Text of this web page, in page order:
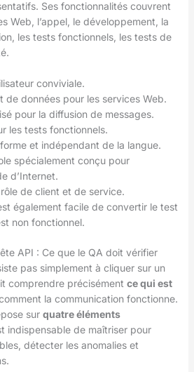
Ses fonctionnalités couvrent
Web, l’appel, le développement, la
les tests fonctionnels, les tests de
conviviale.
de données pour les services Web.
pour la diffusion de messages.
les tests fonctionnels.
et indépendant de la langue.
spécialement conçu pour
d’Internet.
de client et de service.
également facile de convertir le test
non fonctionnel.
API : Ce que le QA doit vérifier
pas simplement à cliquer sur un
comprendre précisément ce qui est
la communication fonctionne.
sur quatre éléments
indispensable de maîtriser pour
détecter les anomalies et